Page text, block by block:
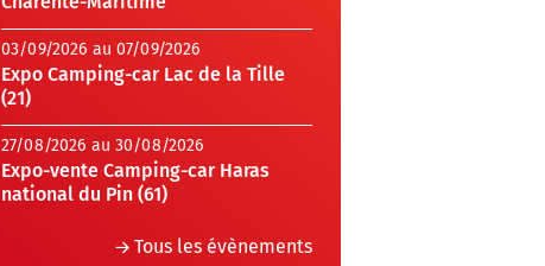
03/09/2026 au 07/09/2026
Expo Camping-car Lac de la Tille
(21)
27/08/2026 au 30/08/2026
Expo-vente Camping-car Haras
national du Pin (61)
Tous les évènements